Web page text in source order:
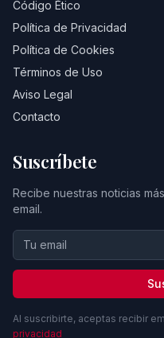
Código Ético
Política de Privacidad
Política de Cookies
Términos de Uso
Aviso Legal
Contacto
Suscríbete
Recibe nuestras noticias
email.
Al suscribirte, aceptas recibir
privacidad